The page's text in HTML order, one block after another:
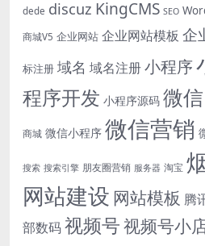
dede discuz KingCMS SEO
商城V5 企业网站 企业网站模板 企
标注册 域名 域名注册小程序
程序开发 小程序源码 微信
商城 微信小程序 微信营销
搜索 搜索引擎 朋友圈营销 服务器 淘宝
网站建设 网站模板 腾
部数码视频号视频号小